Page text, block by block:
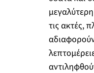
τις ακτές,